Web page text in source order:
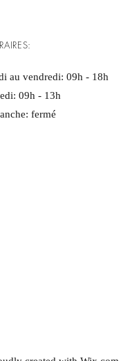
au vendredi: 09h - 18h
09h - 13h
fermé